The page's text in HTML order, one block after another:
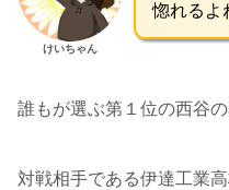
けいちゃん
惚れるよ
誰もが選ぶ第１位の西谷の
対戦相手である伊達工業